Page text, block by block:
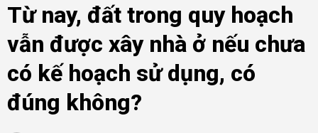
Từ nay, đất trong quy hoạch
vẫn được xây nhà ở nếu chưa
có kế hoạch sử dụng, có
đúng không?